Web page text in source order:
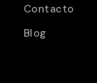
Contacto
Blog